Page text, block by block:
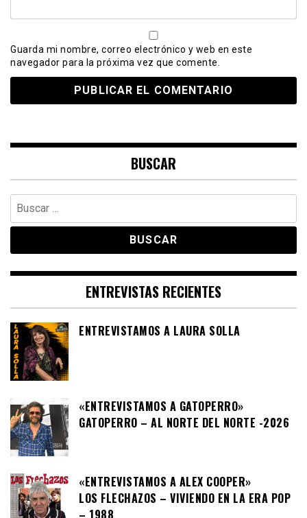
Guarda mi nombre, correo electrónico y web en este
navegador para la próxima vez que comente.
BUSCAR
Buscar:
ENTREVISTAS RECIENTES
ENTREVISTAMOS A LAURA SOLLA
«ENTREVISTAMOS A GATOPERRO»
GATOPERRO – AL NORTE DEL NORTE -2026
«ENTREVISTAMOS A ALEX COOPER»
LOS FLECHAZOS – VIVIENDO EN LA ERA POP
– 1988